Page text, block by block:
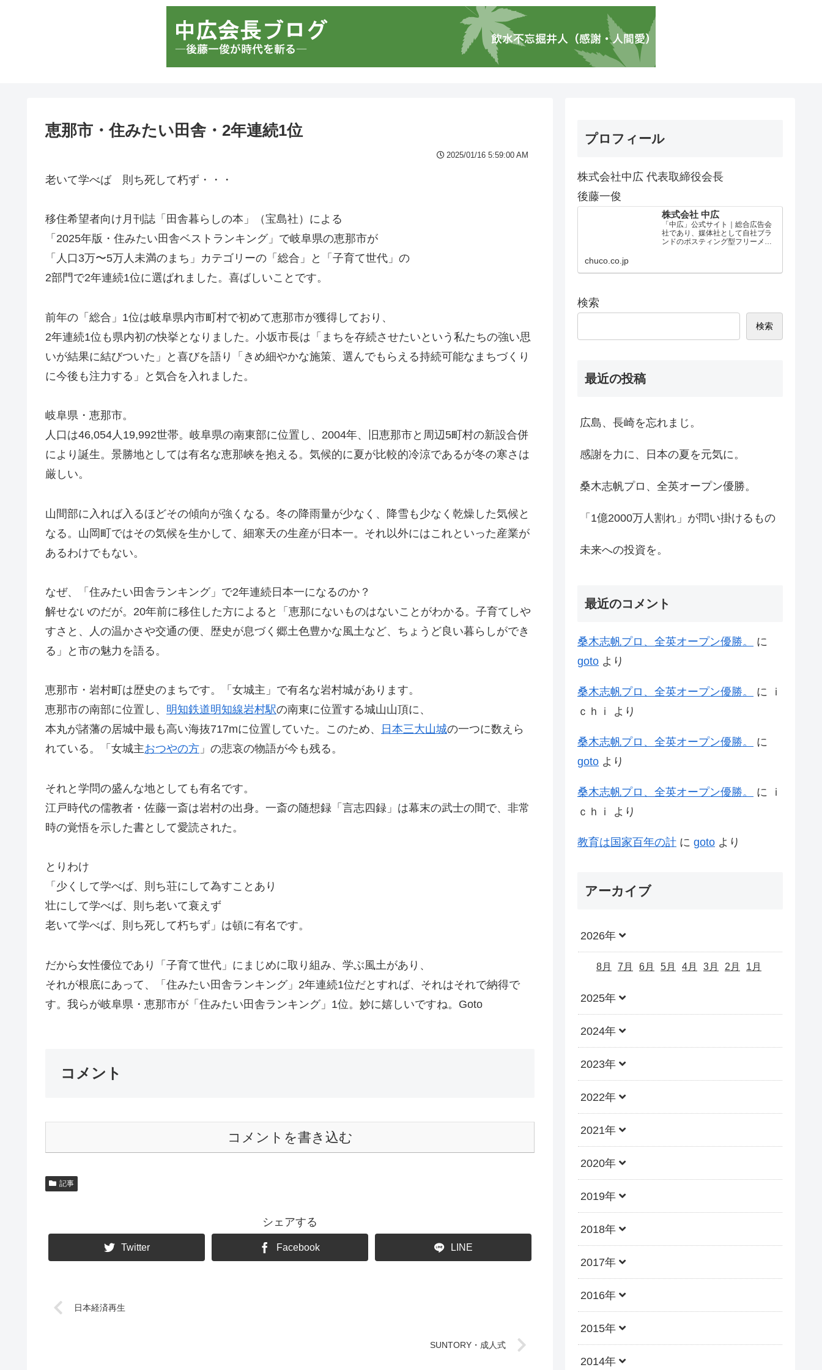
恵那市・住みたい田舎・2年連続1位
2025/01/16 5:59:00 AM
老いて学べば 則ち死して朽ず・・・
移住希望者向け月刊誌「田舎暮らしの本」（宝島社）による
「2025年版・住みたい田舎ベストランキング」で岐阜県の恵那市が
「人口3万〜5万人未満のまち」カテゴリーの「総合」と「子育て世代」の
2部門で2年連続1位に選ばれました。喜ばしいことです。
前年の「総合」1位は岐阜県内市町村で初めて恵那市が獲得しており、
2年連続1位も県内初の快挙となりました。小坂市長は「まちを存続させたいという私たちの強い思
いが結果に結びついた」と喜びを語り「きめ細やかな施策、選んでもらえる持続可能なまちづくり
に今後も注力する」と気合を入れました。
岐阜県・恵那市。
人口は46,054人19,992世帯。岐阜県の南東部に位置し、2004年、旧恵那市と周辺5町村の新設合併
により誕生。景勝地としては有名な恵那峡を抱える。気候的に夏が比較的冷涼であるが冬の寒さは
厳しい。
山間部に入れば入るほどその傾向が強くなる。冬の降雨量が少なく、降雪も少なく乾燥した気候と
なる。山岡町ではその気候を生かして、細寒天の生産が日本一。それ以外にはこれといった産業が
あるわけでもない。
なぜ、「住みたい田舎ランキング」で2年連続日本一になるのか？
解せないのだが。20年前に移住した方によると「恵那にないものはないことがわかる。子育てしや
すさと、人の温かさや交通の便、歴史が息づく郷土色豊かな風土など、ちょうど良い暮らしができ
る」と市の魅力を語る。
恵那市・岩村町は歴史のまちです。「女城主」で有名な岩村城があります。
恵那市の南部に位置し、 明知鉄道明知線岩村駅の南東に位置する城山山頂に、
本丸が諸藩の居城中最も高い海抜717mに位置していた。このため、
日本三大山城の一つに数えら
れている。「女城主おつやの方 」の悲哀の物語が今も残る。
それと学問の盛んな地としても有名です。
江戸時代の儒教者・佐藤一斎は岩村の出身。一斎の随想録「言志四録」は幕末の武士の間で、非常
時の覚悟を示した書として愛読された。
とりわけ
「少くして学べば、則ち荘にして為すことあり
壮にして学べば、則ち老いて衰えず
老いて学べば、則ち死して朽ちず」は頓に有名です。
だから女性優位であり「子育て世代」にまじめに取り組み、学ぶ風土があり、
それが根底にあって、「住みたい田舎ランキング」2年連続1位だとすれば、それはそれで納得で
す。我らが岐阜県・恵那市が「住みたい田舎ランキング」1位。妙に嬉しいですね。Goto
コメント
コメントを書き込む
記事
シェアする
Twitter Facebook LINE
日本経済再生
SUNTORY・成人式
プロフィール
株式会社中広 代表取締役会長
後藤一俊
株式会社 中広
「中広」公式サイト｜総合広告会
社であり、媒体社として自社ブラ
ンドのポスティング型フリーメデ
chuco.co.jp
検索
検索
最近の投稿
広島、長崎を忘れまじ。
感謝を力に、日本の夏を元気に。
桑木志帆プロ、全英オープン優勝。
「1億2000万人割れ」が問い掛けるもの
未来への投資を。
最近のコメント
桑木志帆プロ、全英オープン優勝。
に
goto より
桑木志帆プロ、全英オープン優勝。 に
ｉ
ｃｈｉ
より
桑木志帆プロ、全英オープン優勝。
に
goto より
桑木志帆プロ、全英オープン優勝。 に
ｉ
ｃｈｉ
より
教育は国家百年の計 に goto より
アーカイブ
2026年
8月 7月 6月 5月 4月 3月 2月 1月
2025年
2024年
2023年
2022年
2021年
2020年
2019年
2018年
2017年
2016年
2015年
2014年